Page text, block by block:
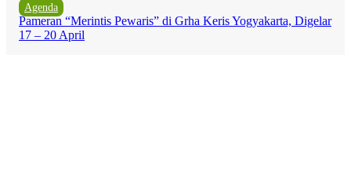
Agenda
Pameran “Merintis Pewaris” di Grha Keris Yogyakarta, Digelar
17 – 20 April